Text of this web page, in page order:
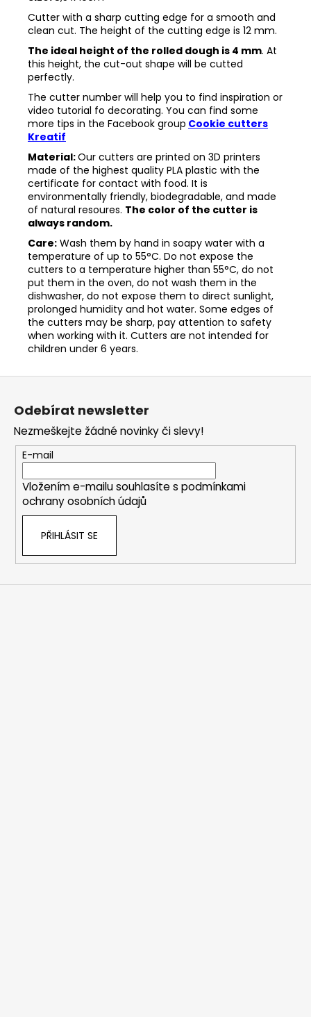
Cutter with a sharp cutting edge for a smooth and
clean cut. The height of the cutting edge is 12 mm.
The ideal height of the rolled dough is 4 mm. At
this height, the cut-out shape will be cutted
perfectly.
The cutter number will help you to find inspiration or
video tutorial fo decorating. You can find some
more tips in the Facebook group Cookie cutters
Kreatif
Material:Our cutters are printed on 3D printers
made of the highest quality PLA plastic with the
certificate for contact with food. It is
environmentally friendly, biodegradable, and made
of natural resoures. The color of the cutter is
always random.
Care: Wash them by hand in soapy water with a
temperature of up to 55°C. Do not expose the
cutters to a temperature higher than 55°C, do not
put them in the oven, do not wash them in the
dishwasher, do not expose them to direct sunlight,
prolonged humidity and hot water. Some edges of
the cutters may be sharp, pay attention to safety
when working with it. Cutters are not intended for
children under 6 years.
Z
Odebírat newsletter
Nezmeškejte žádné novinky či slevy!
E-mail
Vložením e-mailu souhlasíte s podmínkami
ochrany osobních údajů
PŘIHLÁSIT SE